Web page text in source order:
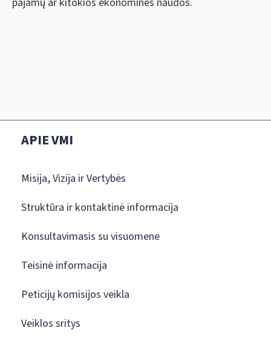
APIE VMI
Misija, Vizija ir Vertybės
Struktūra ir kontaktinė informacija
Konsultavimasis su visuomene
Teisinė informacija
Peticijų komisijos veikla
Veiklos sritys